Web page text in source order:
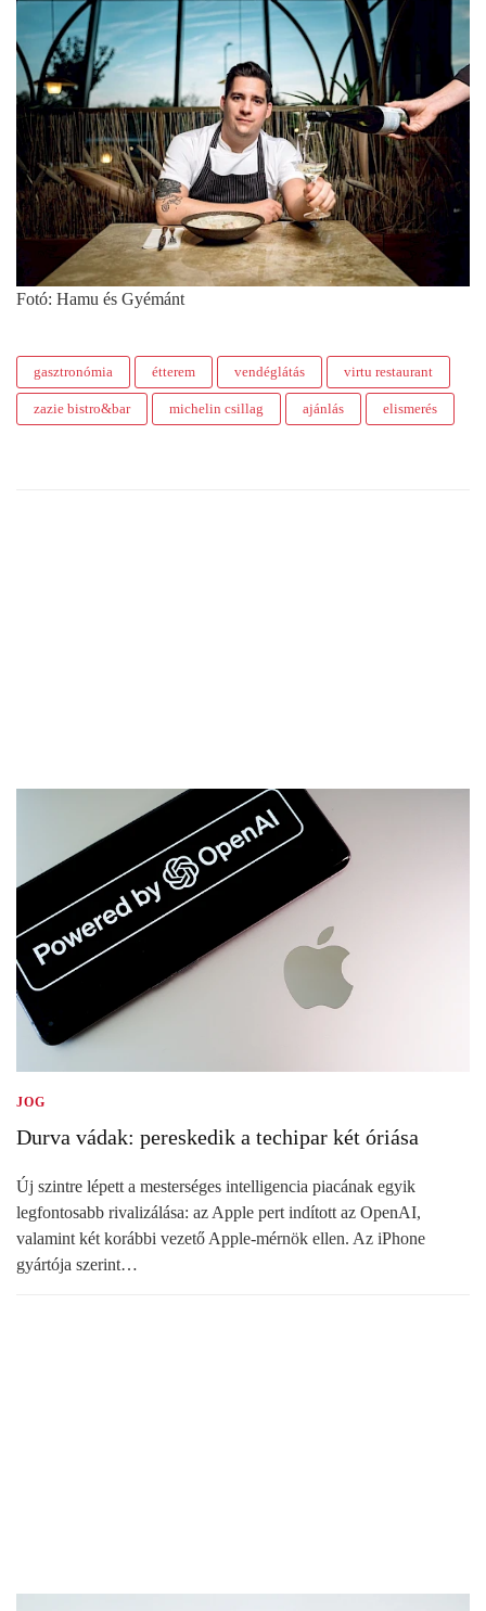
Fotó: Hamu és Gyémánt
gasztronómia étterem vendéglátás virtu restaurant
zazie bistro&bar michelin csillag ajánlás elismerés
JOG
Durva vádak: pereskedik a techipar két óriása
Új szintre lépett a mesterséges intelligencia piacának egyik
legfontosabb rivalizálása: az Apple pert indított az OpenAI,
valamint két korábbi vezető Apple-mérnök ellen. Az iPhone
gyártója szerint…